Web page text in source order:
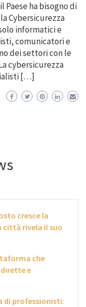
ha bisogno di
Cybersicurezza
informatici e
comunicatori e
dei settori con le
cybersicurezza
[…]
cresce la
città rivela il suo
che
e
di professionisti: